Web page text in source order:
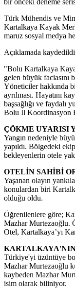
Türk Mühendis ve
Kartalkaya Kayak
maruz sosyal medya
Açıklamada
"Bolu Kartalkaya
gelen büyük
Yöneticiler hakkında
ayrılması. Hayatını
başsağlığı ve faydalı
Bolu İl Koordinasyon
ÇÖKME UYARISI
Yangın nedeniyle
yapıldı. Bölgedeki
bekleyenlerin otele
OTELİN SAHİBİ
Yaşanan olayın
konulardan biri
olduğu oldu.
Öğrenilenlere göre;
Mazhar Murtezaoğlu.
Otel, Kartalkaya’yı
Türkiye'yi üzüntüye
Mazhar Murtezaoğlu
kaybeden Mazhar
isim olarak biliniyor.